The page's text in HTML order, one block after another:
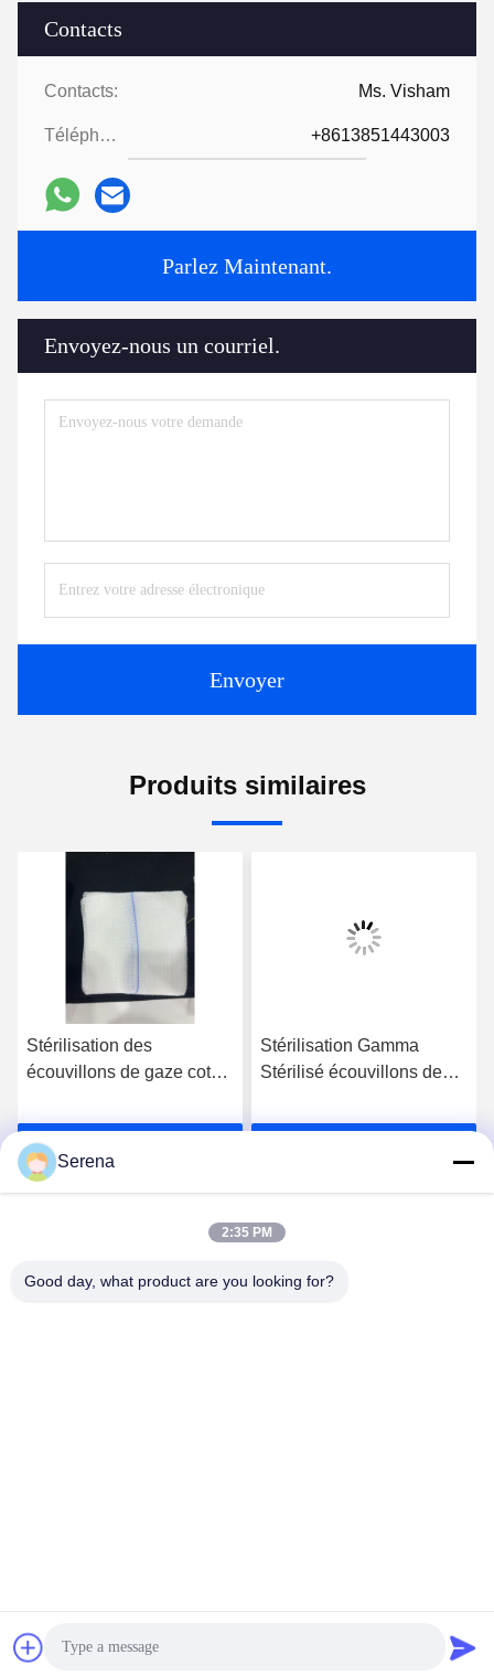
Contacts
Contacts: Ms. Visham
Téléphone: +8613851443003
Parlez Maintenant.
Envoyez-nous un courriel.
Envoyer
Produits similaires
Stérilisation des
écouvillons de gaze coton
une propreté optimale
Stérilisation Gamma
Stérilisé écouvillons de
d'emballage stérile Avec
2018-2026 Lianyungang Baishun Medical Treatment Articles
Co.,Ltd. Tous les droits réservés.
Serena
2:35 PM
Good day, what product are you looking for?